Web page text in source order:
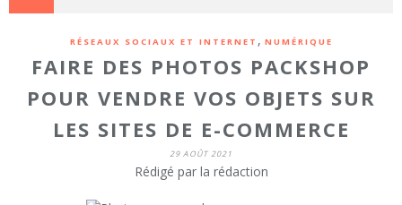
RÉSEAUX SOCIAUX ET INTERNET , NUMÉRIQUE
FAIRE DES PHOTOS PACKSHOP
POUR VENDRE VOS OBJETS SUR
LES SITES DE E-COMMERCE
29 AOÛT 2021
Rédigé par la rédaction